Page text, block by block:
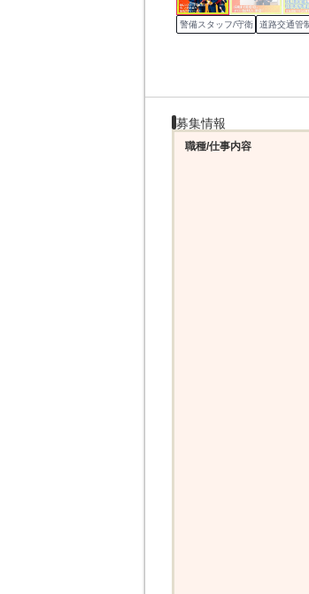
警備スタッフ/守衛 道路交通管
募集情報
職種/仕事内容